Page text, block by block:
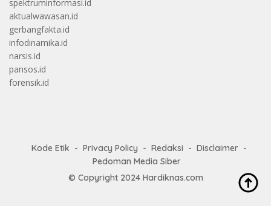
spektruminformasi.id
aktualwawasan.id
gerbangfakta.id
infodinamika.id
narsis.id
pansos.id
forensik.id
Kode Etik Privacy Policy Redaksi
Disclaimer
Pedoman Media Siber
© Copyright 2024 Hardiknas.com